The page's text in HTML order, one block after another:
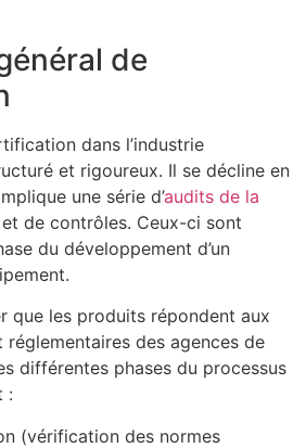
de
dans l’industrie
et rigoureux. Il se décline en
une série d’audits de la
de contrôles. Ceux-ci sont
du développement d’un
que les produits répondent aux
réglementaires des agences de
différentes phases du processus
:
(vérification des normes